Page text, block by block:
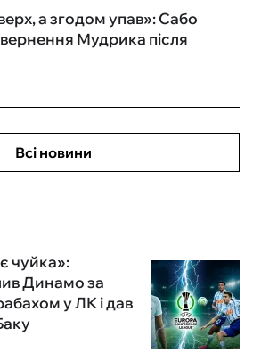
а згодом упав»: Сабо
Мудрика після
Всі новини
чуйка»:
Динамо за
у ЛК і дав